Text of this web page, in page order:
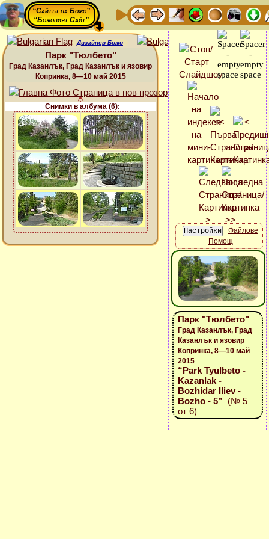
“Сайтът на Божо”
“Божовият Сайт”
Дизайнер Божо
Парк "Тюлбето"
Град Казанлък, Град Казанлък и язовир
Копринка, 8—10 май 2015
Снимки в албума (6):
Файлове
Помощ
Парк "Тюлбето"
Град Казанлък, Град
Казанлък и язовир
Копринка, 8—10 май
2015
“Park Tyulbeto -
Kazanlak -
Bozhidar Iliev -
Bozho - 5” (№ 5
от 6)